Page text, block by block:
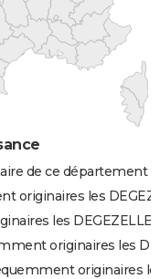
de ce département
originaires les
les DEGEZELLE
originaires les
originaires